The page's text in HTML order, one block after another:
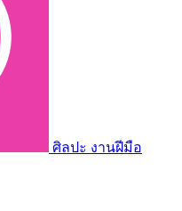
ศิลปะ งานฝีมือ